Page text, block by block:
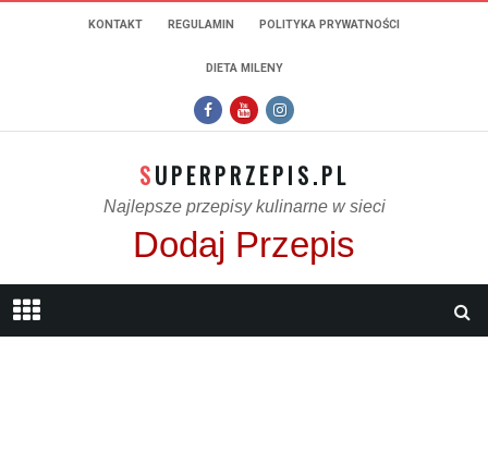
KONTAKT REGULAMIN POLITYKA PRYWATNOŚCI
DIETA MILENY
SUPERPRZEPIS.PL
Najlepsze przepisy kulinarne w sieci
Dodaj Przepis